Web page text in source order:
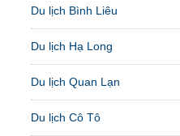
Du lịch Bình Liêu
Du lịch Hạ Long
Du lịch Quan Lạn
Du lịch Cô Tô